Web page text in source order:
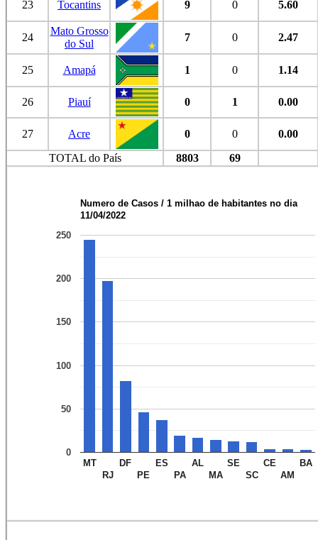
23 Tocantins 9 0 5.60
24
Mato Grosso
do Sul
7 0 2.47
25 Amapá 1 0 1.14
26 Piauí 0 1 0.00
27 Acre 0 0
0.00
TOTAL do País
8803 69
Numero de Casos / 1 milhao de habitantes no dia
11/04/2022
MT
RJ
DF
PE
ES
PA
AL
MA
SE
SC
CE
AM
BA
0
50
100
150
200
250